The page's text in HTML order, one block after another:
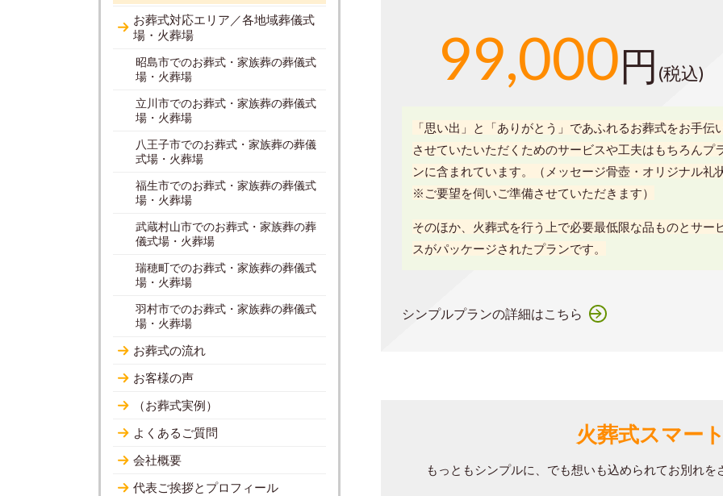
99,000円 (税込)
「思い出」と「ありがとう」であふれるお葬式をお手伝
させていたいただくためのサービスや工夫はもちろんプ
ンに含まれています。（メッセージ骨壺・オリジナル礼
※ご要望を伺いご準備させていただきます）
そのほか、火葬式を行う上で必要最低限な品ものとサー
スがパッケージされたプランです。
シンプルプランの詳細はこちら
火葬式スマー
もっともシンプルに、でも想いも込められてお別れ
お葬式対応エリア／各地域葬儀式
場・火葬場
昭島市でのお葬式・家族葬の葬儀式
場・火葬場
立川市でのお葬式・家族葬の葬儀式
場・火葬場
八王子市でのお葬式・家族葬の葬儀
式場・火葬場
福生市でのお葬式・家族葬の葬儀式
場・火葬場
武蔵村山市でのお葬式・家族葬の葬
儀式場・火葬場
瑞穂町でのお葬式・家族葬の葬儀式
場・火葬場
羽村市でのお葬式・家族葬の葬儀式
場・火葬場
お葬式の流れ
お客様の声
（お葬式実例）
よくあるご質問
会社概要
代表ご挨拶とプロフィール